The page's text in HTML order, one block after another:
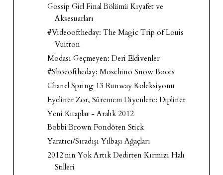
Gossip Girl Final Bölümü Kıyafet ve
Aksesuarları
#Videooftheday: The Magic Trip of Louis
Vuitton
Modası Geçmeyen: Deri Eldivenler
#Shoeoftheday: Moschino Snow Boots
Chanel Spring 13 Runway Koleksiyonu
Eyeliner Zor, Süremem Diyenlere: Dipliner
Yeni Kitaplar - Aralık 2012
Bobbi Brown Fondöten Stick
Yaratıcı/Sıradışı Yılbaşı Ağaçları
2012'nin Yok Artık Dedirten Kırmızı Halı
Stilleri